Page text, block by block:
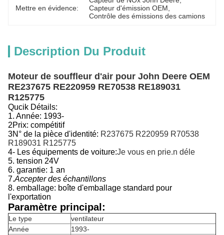
Mettre en évidence:
Capteur d'émission OEM
Contrôle des émissions des camions
Description Du Produit
Moteur de souffleur d'air pour John Deere OEM
RE237675 RE220959 RE70538 RE189031
R125775
Qucik Détails:
1. Année: 1993-
2Prix: compétitif
3N° de la pièce d'identité: R237675 R220959 R70538
R189031 R125775
4- Les équipements de voiture:Je vous en prie.n dé le
5. tension 24V
6. garantie: 1 an
7.Accepter des échantillons
8. emballage: boîte d'emballage standard pour
l'exportation
Paramètre principal:
Le type
ventilateur
Année
1993-